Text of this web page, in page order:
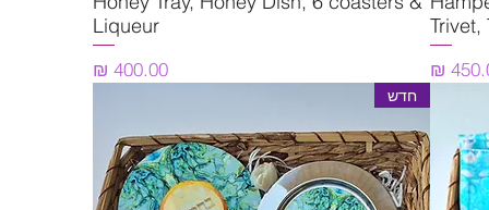
Trivet,
Liqueur
מחיר
חדש